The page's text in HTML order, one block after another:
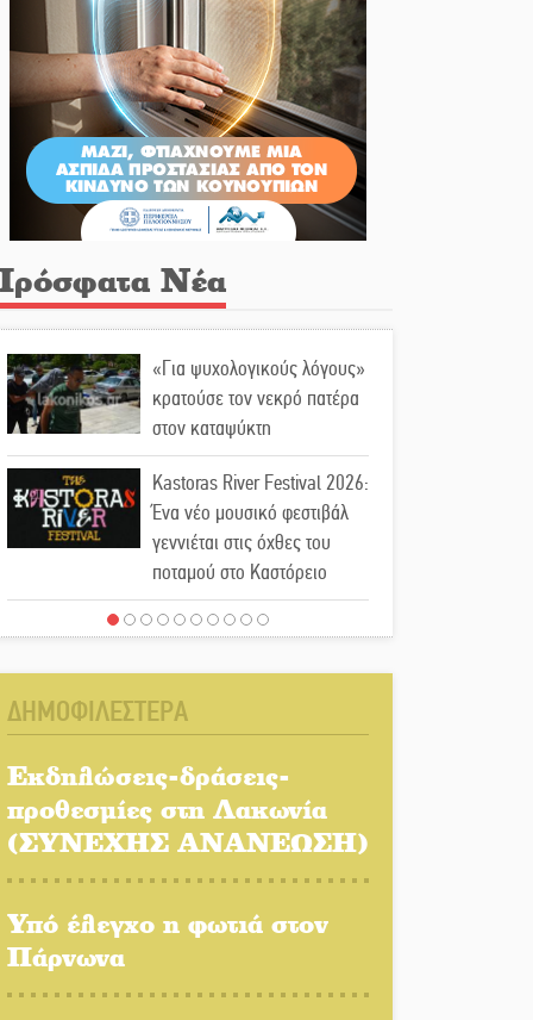
Νέα
«Για ψυχολογικούς λόγους»
κρατούσε τον νεκρό πατέρα
στον καταψύκτη
Kastoras River Festival 2026:
Ένα νέο μουσικό φεστιβάλ
γεννιέται στις όχθες του
ποταμού στο Καστόρειο
Τα ζάρια παίρνουν «φωτιά»
Αυθεντικό γλέντι με «Γιορτή
Βραστού» στη Σοχά
Το τελεφερίκ της
Μονεμβασιάς στο τραπέζι
δίνουν ραντεβού στην
ΔΗΜΟΦΙΛΕΣΤΕΡΑ
Εκδηλώσεις-δράσεις-
προθεσμίες στη Λακωνία
(ΣΥΝΕΧΗΣ ΑΝΑΝΕΩΣΗ)
Υπό έλεγχο η φωτιά στον
Πάρνωνα